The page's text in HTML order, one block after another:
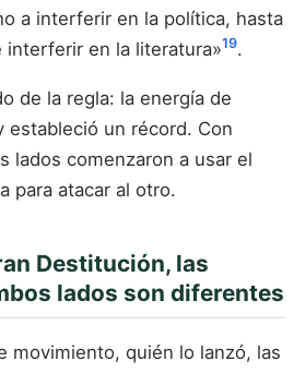
a interferir en la política, hasta
interferir en la literatura»19.
de la regla: la energía de
estableció un récord. Con
lados comenzaron a usar el
para atacar al otro.
Destitución, las
lados son diferentes
movimiento, quién lo lanzó, las